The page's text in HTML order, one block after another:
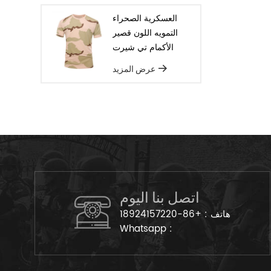
العسكرية الصحراء
التمويه اللون قصير
الأكمام تي شيرت
عرض المزيد
اتصل بنا اليوم
هاتف : +86-18924157220
Whatsapp :